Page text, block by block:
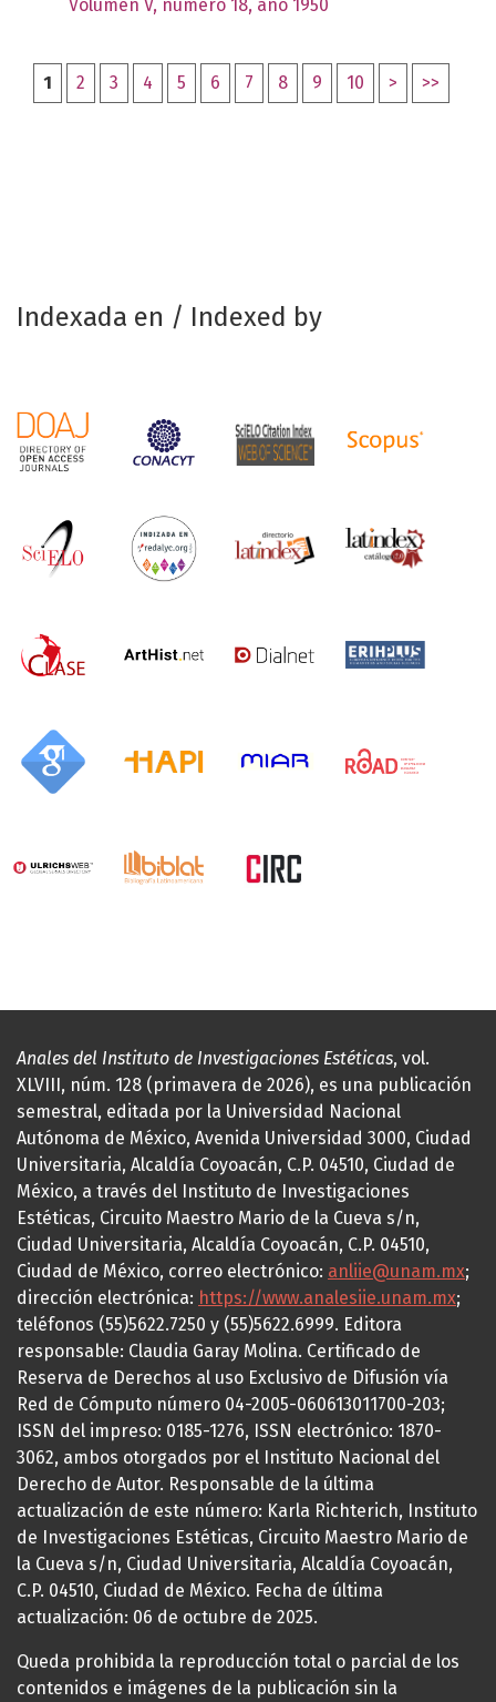
Volumen V, número 18, año 1950
1 2 3 4 5 6 7 8 9 10 > >>
Indexada en / Indexed by
Anales del Instituto de Investigaciones Estéticas, vol.
XLVIII, núm. 128 (primavera de 2026), es una publicación
semestral, editada por la Universidad Nacional
Autónoma de México, Avenida Universidad 3000, Ciudad
Universitaria, Alcaldía Coyoacán, C.P. 04510, Ciudad de
México, a través del Instituto de Investigaciones
Estéticas, Circuito Maestro Mario de la Cueva s/n,
Ciudad Universitaria, Alcaldía Coyoacán, C.P. 04510,
Ciudad de México, correo electrónico: anliie@unam.mx;
dirección electrónica: https://www.analesiie.unam.mx;
teléfonos (55)5622.7250 y (55)5622.6999. Editora
responsable: Claudia Garay Molina. Certificado de
Reserva de Derechos al uso Exclusivo de Difusión vía
Red de Cómputo número 04-2005-060613011700-203;
ISSN del impreso: 0185-1276, ISSN electrónico: 1870-
3062, ambos otorgados por el Instituto Nacional del
Derecho de Autor. Responsable de la última
actualización de este número: Karla Richterich, Instituto
de Investigaciones Estéticas, Circuito Maestro Mario de
la Cueva s/n, Ciudad Universitaria, Alcaldía Coyoacán,
C.P. 04510, Ciudad de México. Fecha de última
actualización: 06 de octubre de 2025.
Queda prohibida la reproducción total o parcial de los
contenidos e imágenes de la publicación sin la